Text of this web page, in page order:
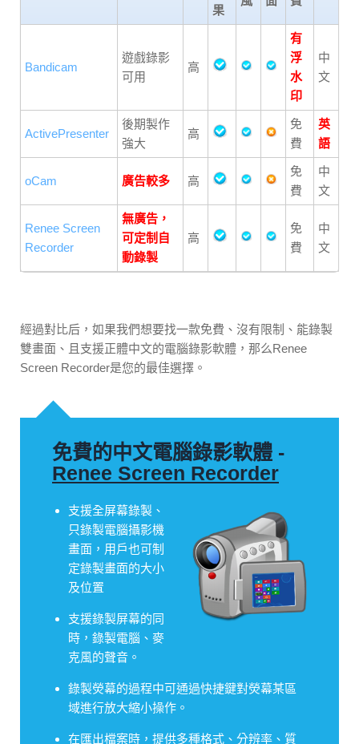
果
Bandicam
遊戲錄影
可用
高
有
浮
水
印
中
文
ActivePresenter
後期製作
強大
高
免
費
英
語
oCam 廣告較多 高
免
費
中
文
Renee Screen
Recorder
無廣告，
可定制自
動錄製
高
免
費
中
文
經過對比后，如果我們想要找一款免費、沒有限制、能錄製
雙畫面、且支援正體中文的電腦錄影軟體，那么Renee
Screen Recorder是您的最佳選擇。
免費的中文電腦錄影軟體 -
Renee Screen Recorder
支援全屏幕錄製、
只錄製電腦攝影機
畫面，用戶也可制
定錄製畫面的大小
及位置
支援錄製屏幕的同
時，錄製電腦、麥
克風的聲音。
錄製熒幕的過程中可通過快捷鍵對熒幕某區
域進行放大縮小操作。
在匯出檔案時，提供多種格式、分辨率、質